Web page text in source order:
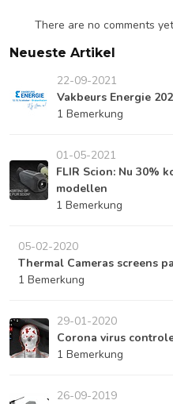
There are no comments
Neueste Artikel
22-09-2021
Vakbeurs Energie
1 Bemerkung
01-05-2021
FLIR Scion: Nu 30%
modellen
1 Bemerkung
05-02-2020
Thermal Cameras screens
1 Bemerkung
29-01-2020
Corona virus
1 Bemerkung
26-09-2019